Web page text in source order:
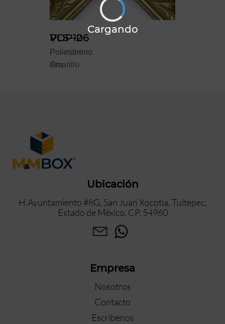
VLS-12
Poliestireno
Oro
POP-06
Poliestireno
Amarillo
Cargando
Ubicación
H.Ayuntamiento #8G, San Juan Xocotla, Tultepec,
Estado de México. CP. 54960
Empresa
Nosotros
Contacto
Escríbenos